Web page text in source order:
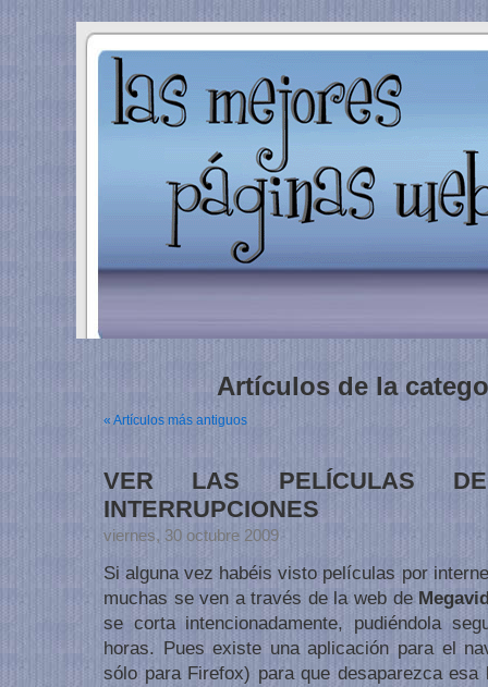
Artículos de la
« Artículos más antiguos
VER LAS PELÍCULAS
INTERRUPCIONES
viernes, 30 octubre 2009
Si alguna vez habéis visto películas por
muchas se ven a través de la web de
se corta intencionadamente, pudiéndola
horas. Pues existe una aplicación para el
sólo para Firefox) para que desaparezca esa